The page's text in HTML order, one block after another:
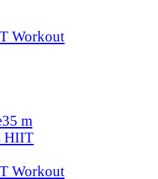
Workout
35 m
HIIT
Workout